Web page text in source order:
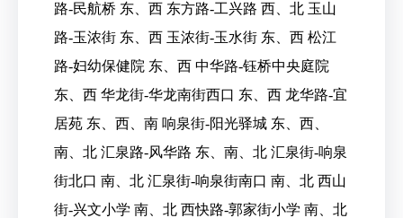
路-民航桥 东、西 东方路-工兴路 西、北 玉山
路-玉浓街 东、西 玉浓街-玉水街 东、西 松江
路-妇幼保健院 东、西 中华路-钰桥中央庭院
东、西 华龙街-华龙南街西口 东、西 龙华路-宜
居苑 东、西、南 响泉街-阳光驿城 东、西、
南、北 汇泉路-风华路 东、南、北 汇泉街-响泉
街北口 南、北 汇泉街-响泉街南口 南、北 西山
街-兴文小学 南、北 西快路-郭家街小学 南、北